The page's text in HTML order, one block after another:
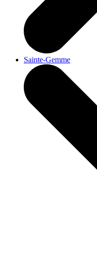
Sainte-Gemme